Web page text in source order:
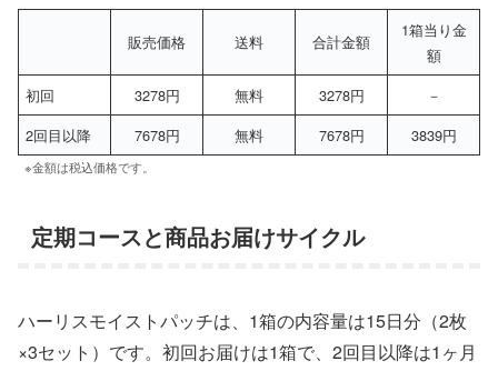
販売価格 送料 合計金額
1箱当り金
額
初回
3278円 無料 3278円
－
2回目以降
7678円 無料 7678円 3839円
※金額は税込価格です。
定期コースと商品お届けサイクル
ハーリスモイストパッチは、1箱の内容量は15日分（2枚
×3セット）です。初回お届けは1箱で、2回目以降は1ヶ月